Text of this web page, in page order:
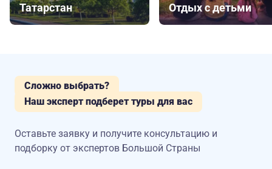
Татарстан Отдых с детьми
Сложно выбрать?
Наш эксперт подберет туры для вас
Оставьте заявку и получите консультацию и
подборку от экспертов Большой Страны